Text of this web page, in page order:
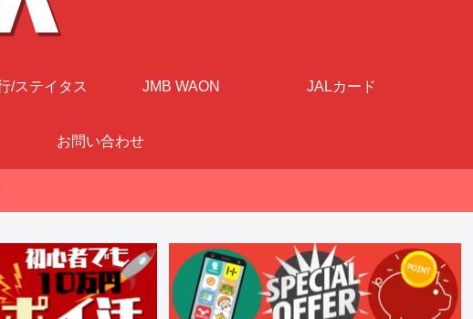
/ステイタス JMB WAON JALカード
お問い合わせ